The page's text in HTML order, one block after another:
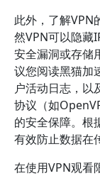
此外，了解VPN
然VPN可以隐藏
安全漏洞或存储
议您阅读黑猫加
户活动日志，以
协议（如
的安全保障。根
有效防止数据在
在使用VPN观看